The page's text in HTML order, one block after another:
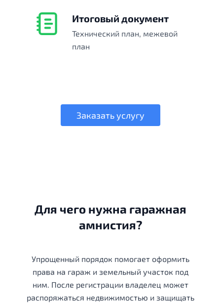
Итоговый документ
Технический план, межевой
план
Заказать услугу
Для чего нужна гаражная
амнистия?
Упрощенный порядок помогает оформить
права на гараж и земельный участок под
ним. После регистрации владелец может
распоряжаться недвижимостью и защищать